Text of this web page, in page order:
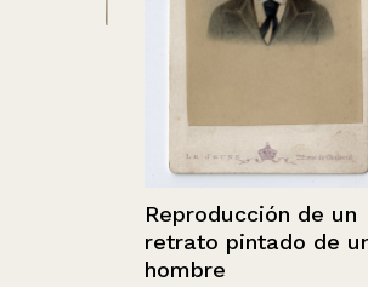
Reproducción de un
retrato pintado de un
hombre